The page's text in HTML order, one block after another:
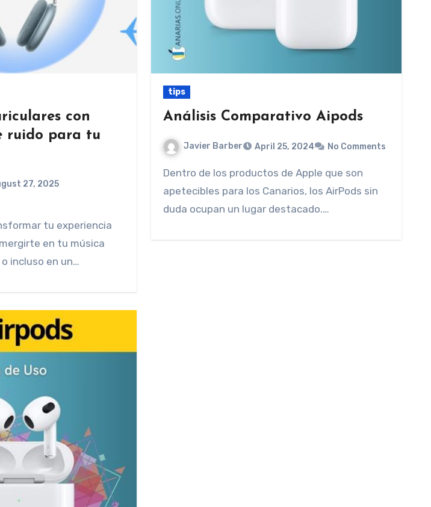
con
ruido para tu
27, 2025
en tu música
incluso en un…
tips
Análisis Comparativo Aipods
Javier Barber April 25, 2024 No Comments
Dentro de los productos de Apple que son
apetecibles para los Canarios, los AirPods sin
duda ocupan un lugar destacado.…